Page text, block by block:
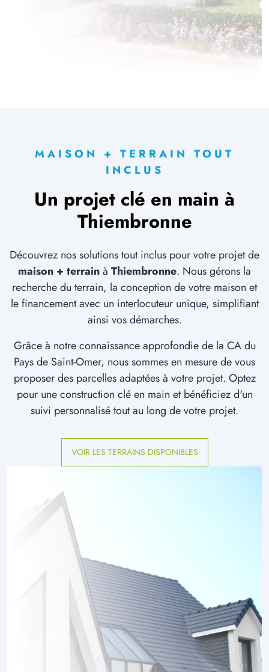
MAISON + TERRAIN TOUT
INCLUS
Un projet clé en main à
Thiembronne
Découvrez nos solutions tout inclus pour votre projet de
maison + terrainà Thiembronne. Nous gérons la
recherche du terrain, la conception de votre maison et
le financement avec un interlocuteur unique, simplifiant
ainsi vos démarches.
Grâce à notre connaissance approfondie de la CA du
Pays de Saint-Omer, nous sommes en mesure de vous
proposer des parcelles adaptées à votre projet. Optez
pour une construction clé en main et bénéficiez d'un
suivi personnalisé tout au long de votre projet.
VOIR LES TERRAINS DISPONIBLES